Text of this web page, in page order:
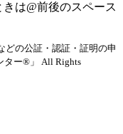
は@前後のスペース
どの公証・認証・証明の申
ター®」 All Rights